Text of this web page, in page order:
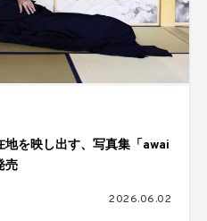
を映し出す、写真集「awai
売
2026.06.02